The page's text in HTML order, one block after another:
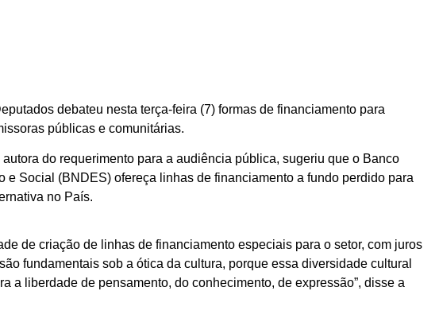
debateu nesta terça-feira (7) formas de financiamento para
públicas e comunitárias.
do requerimento para a audiência pública, sugeriu que o Banco
e Social (BNDES) ofereça linhas de financiamento a fundo perdido para
no País.
de criação de linhas de financiamento especiais para o setor, com juros
fundamentais sob a ótica da cultura, porque essa diversidade cultural
a liberdade de pensamento, do conhecimento, de expressão”, disse a